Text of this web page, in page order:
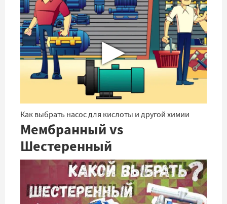
▶
Как выбрать насос для кислоты и другой химии
Мембранный vs
Шестеренный